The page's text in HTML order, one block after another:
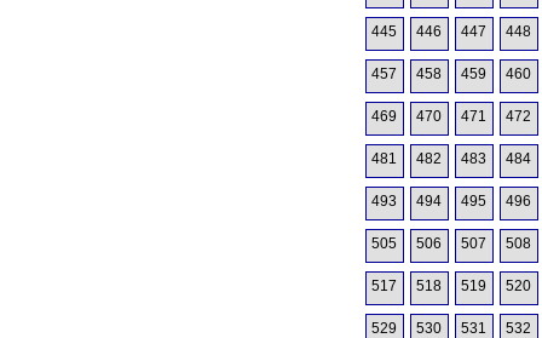
445 446 447 448
457 458 459 460
469 470 471 472
481 482 483 484
493 494 495 496
505 506 507 508
517 518 519 520
529 530 531 532